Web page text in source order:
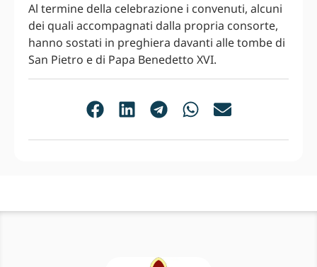
Al termine della celebrazione i convenuti, alcuni
dei quali accompagnati dalla propria consorte,
hanno sostati in preghiera davanti alle tombe di
San Pietro e di Papa Benedetto XVI.